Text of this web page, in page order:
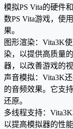
模拟PS Vita的硬件
数PS Vita游戏，使
果。
图形渲染：Vita3K
染，以提供高质量
器，以改善游戏的视
声音模拟：Vita3K
的音频效果。它支
还原。
多线程支持：
以提高模拟器的性